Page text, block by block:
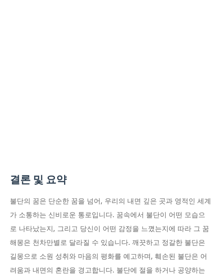
결론 및 요약
불단의 꿈은 단순한 꿈을 넘어, 우리의 내면 깊은 곳과 영적인 세계
가 소통하는 신비로운 통로입니다. 꿈속에서 불단이 어떤 모습으
로 나타났는지, 그리고 당신이 어떤 감정을 느꼈는지에 따라 그 꿈
해몽은 천차만별로 달라질 수 있습니다. 깨끗하고 정갈한 불단은
길몽으로 소원 성취와 마음의 평화를 예고하며, 훼손된 불단은 어
려움과 내면의 혼란을 경고합니다. 불단에 절을 하거나 공양하는